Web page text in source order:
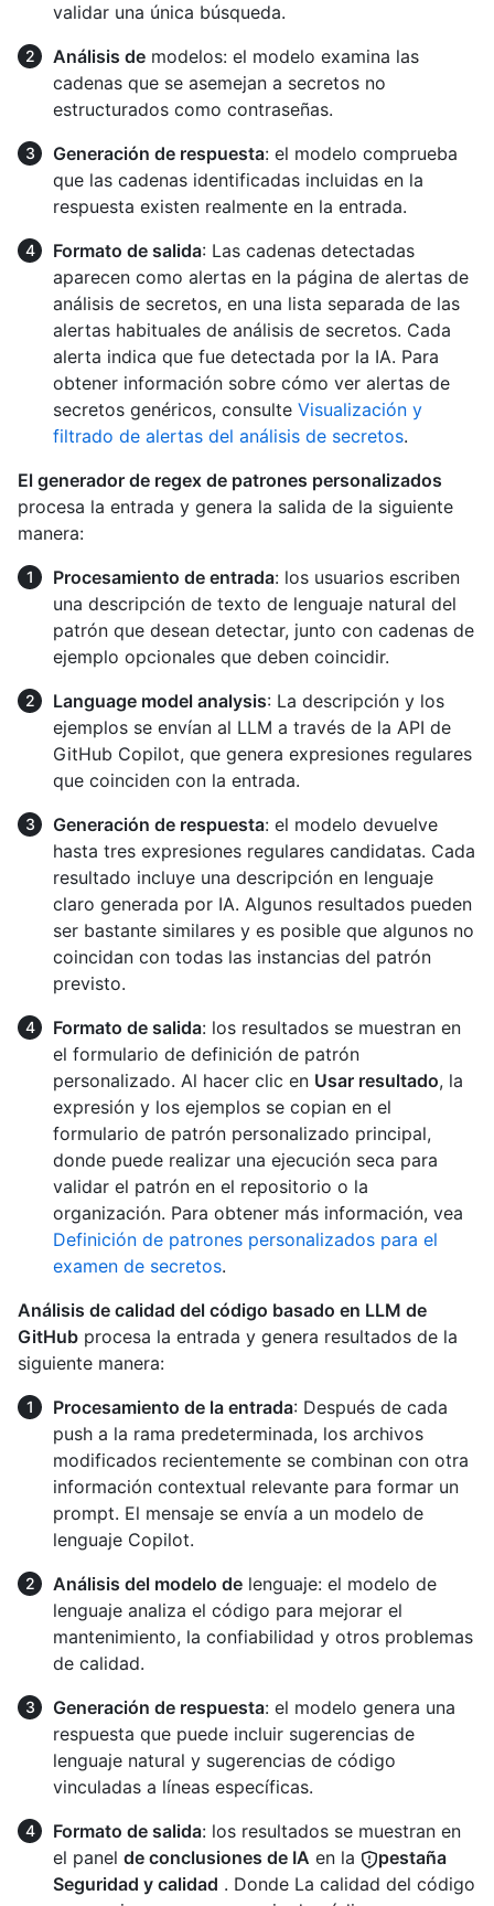
validar una única búsqueda.
Análisis de modelos: el modelo examina las
cadenas que se asemejan a secretos no
estructurados como contraseñas.
Generación de respuesta: el modelo comprueba
que las cadenas identificadas incluidas en la
respuesta existen realmente en la entrada.
Formato de salida: Las cadenas detectadas
aparecen como alertas en la página de alertas de
análisis de secretos, en una lista separada de las
alertas habituales de análisis de secretos. Cada
alerta indica que fue detectada por la IA. Para
obtener información sobre cómo ver alertas de
secretos genéricos, consulte Visualización y
filtrado de alertas del análisis de secretos.
El generador de regex de patrones personalizados
procesa la entrada y genera la salida de la siguiente
manera:
Procesamiento de entrada: los usuarios escriben
una descripción de texto de lenguaje natural del
patrón que desean detectar, junto con cadenas de
ejemplo opcionales que deben coincidir.
Language model analysis: La descripción y los
ejemplos se envían al LLM a través de la API de
GitHub Copilot, que genera expresiones regulares
que coinciden con la entrada.
Generación de respuesta: el modelo devuelve
hasta tres expresiones regulares candidatas. Cada
resultado incluye una descripción en lenguaje
claro generada por IA. Algunos resultados pueden
ser bastante similares y es posible que algunos no
coincidan con todas las instancias del patrón
previsto.
Formato de salida: los resultados se muestran en
el formulario de definición de patrón
personalizado. Al hacer clic en Usar resultado, la
expresión y los ejemplos se copian en el
formulario de patrón personalizado principal,
donde puede realizar una ejecución seca para
validar el patrón en el repositorio o la
organización. Para obtener más información, vea
Definición de patrones personalizados para el
examen de secretos.
Análisis de calidad del código basado en LLM de
GitHub procesa la entrada y genera resultados de la
siguiente manera:
Procesamiento de la entrada: Después de cada
push a la rama predeterminada, los archivos
modificados recientemente se combinan con otra
información contextual relevante para formar un
prompt. El mensaje se envía a un modelo de
lenguaje Copilot.
Análisis del modelo de lenguaje: el modelo de
lenguaje analiza el código para mejorar el
mantenimiento, la confiabilidad y otros problemas
de calidad.
Generación de respuesta: el modelo genera una
respuesta que puede incluir sugerencias de
lenguaje natural y sugerencias de código
vinculadas a líneas específicas.
Formato de salida: los resultados se muestran en
el panel de conclusiones de IA en la
pestaña
Seguridad y calidad . Donde La calidad del código